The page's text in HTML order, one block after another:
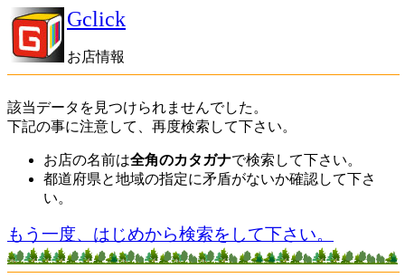
Gclick
お店情報
該当データを見つけられませんでした。
下記の事に注意して、再度検索して下さい。
お店の名前は全角のカタガナで検索して下さい。
都道府県と地域の指定に矛盾がないか確認して下さ
い。
もう一度、はじめから検索をして下さい。